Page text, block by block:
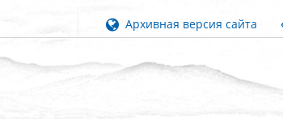
Архивная версия сайта